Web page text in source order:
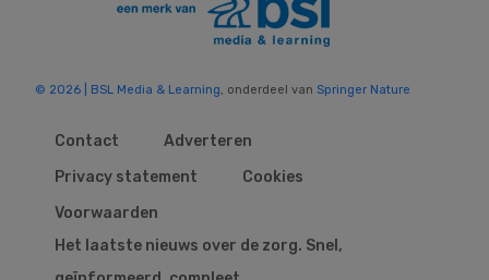
© 2026 | BSL Media & Learning , onderdeel van Springer Nature
Contact
Adverteren
Privacy statement
Cookies
Voorwaarden
Het laatste nieuws over de zorg. Snel,